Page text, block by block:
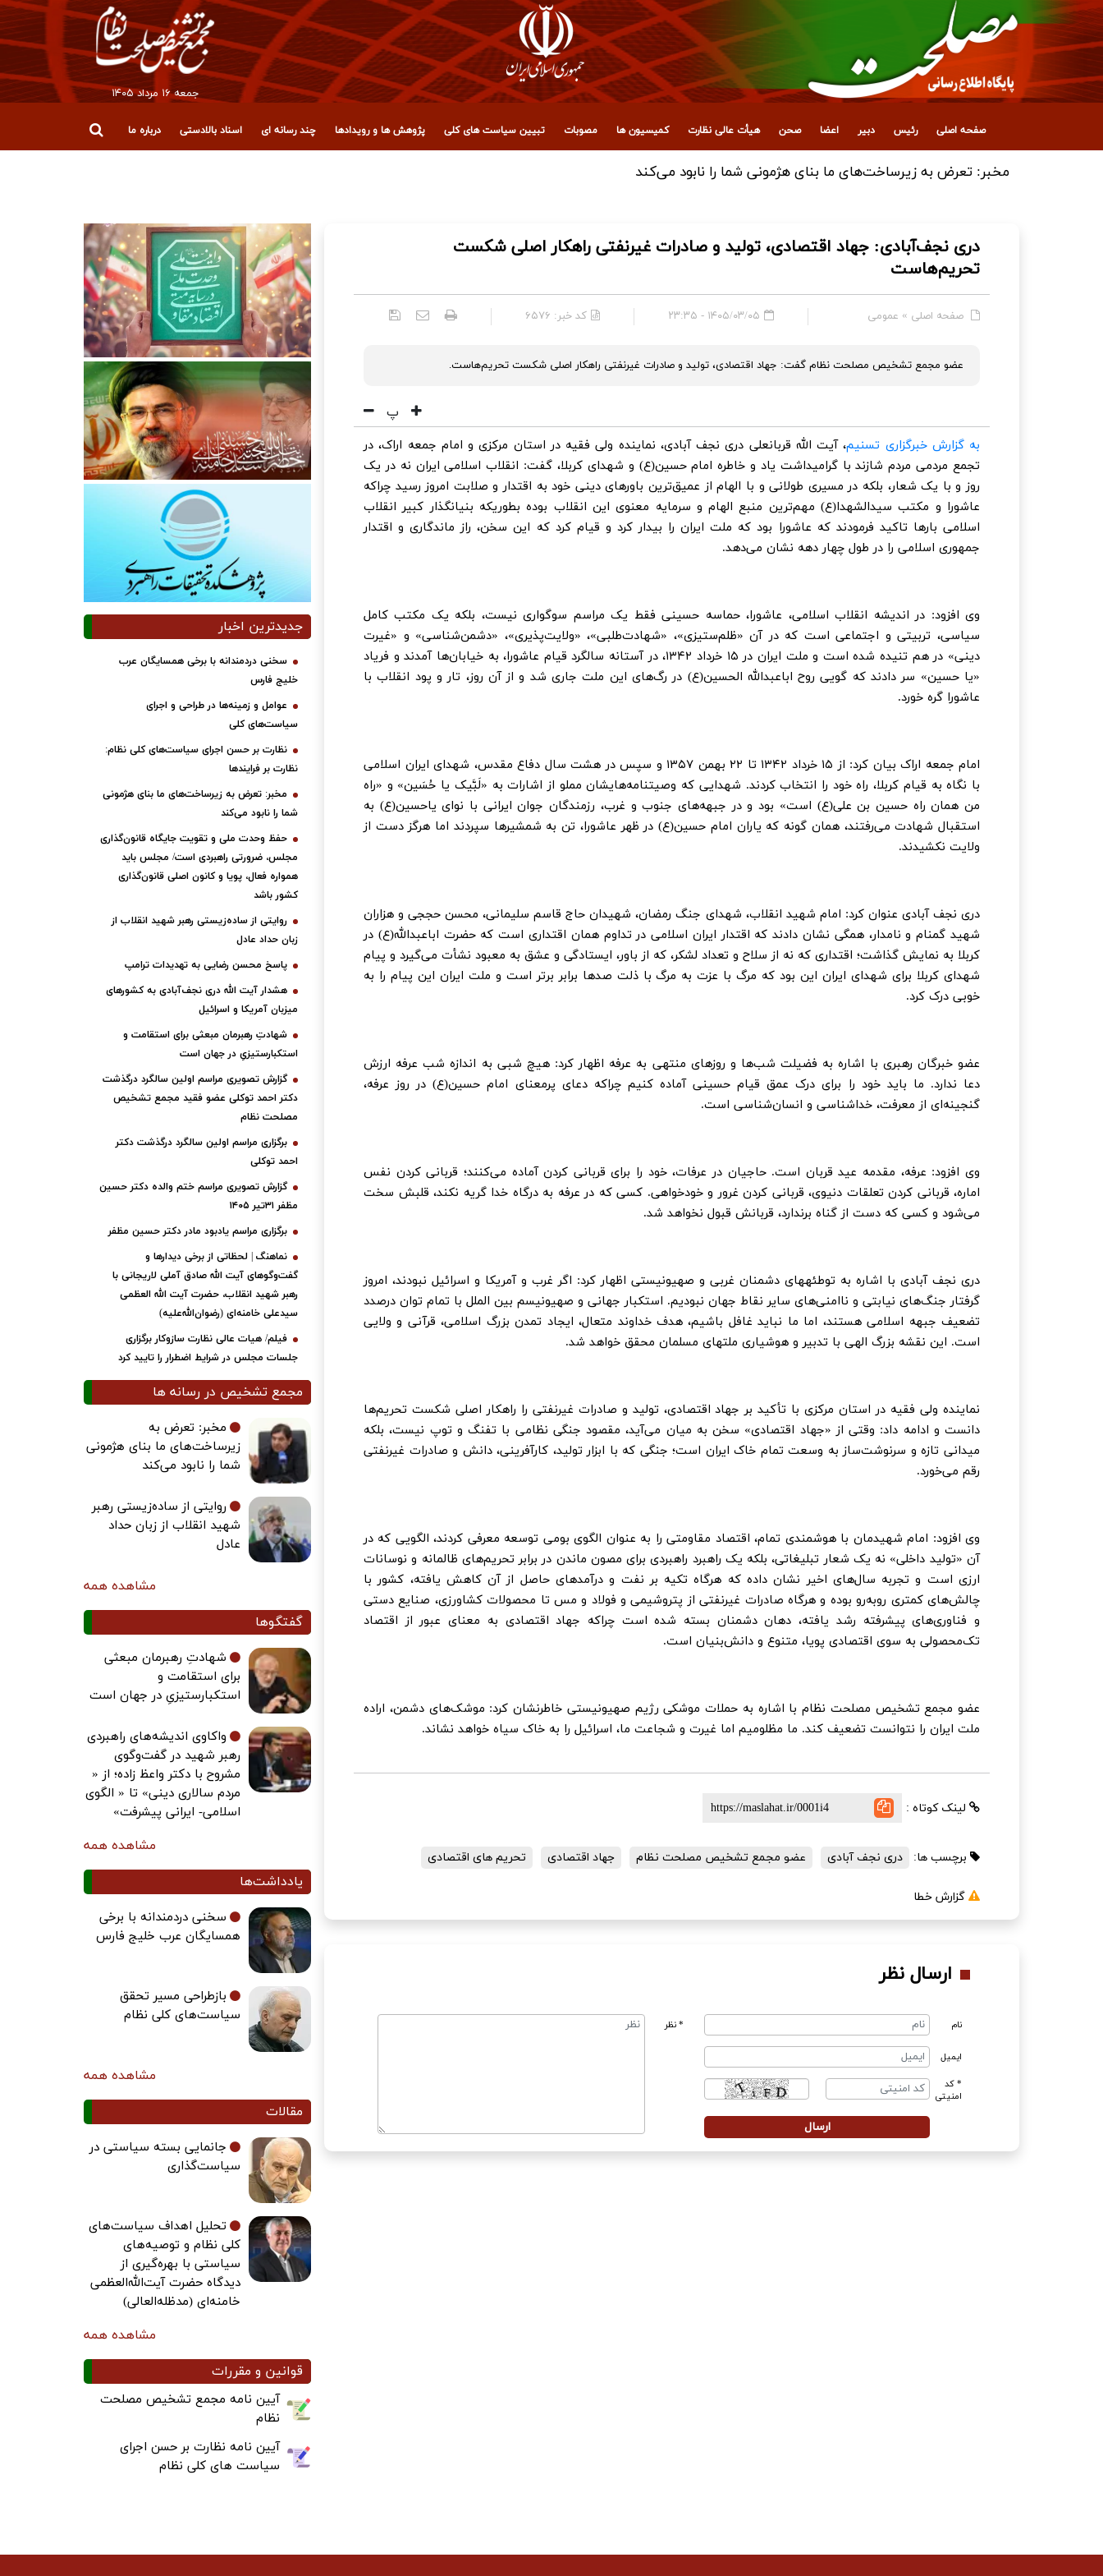
جمعه ۱۶ مرداد ۱۴۰۵
صفحه اصلی رئیس دبیر اعضا صحن هیأت عالی نظارت کمیسیون ها مصوبات تبیین سیاست های کلی پژوهش ها و رویدادها چند رسانه ای اسناد بالادستی درباره ما
انتصاب معاون جدید اداری، مالی و پشتیبانی مجمع تشخیص مصلحت نظام
دری نجف‌آبادی: جهاد اقتصادی، تولید و صادرات غیرنفتی راهکار اصلی شکست
تحریم‌هاست
صفحه اصلی » عمومی ۱۴۰۵/۰۳/۰۵ - ۲۳:۳۵ کد خبر: ۶۵۷۶
عضو مجمع تشخیص مصلحت نظام گفت: جهاد اقتصادی، تولید و صادرات غیرنفتی راهکار اصلی شکست تحریم‌هاست.
پ
به گزارش خبرگزاری تسنیم، آیت الله قربانعلی دری نجف آبادی، نماینده ولی فقیه در استان مرکزی و امام جمعه اراک، در
تجمع مردمی مردم شازند با گرامیداشت یاد و خاطره امام حسین(ع) و شهدای کربلا، گفت: انقلاب اسلامی ایران نه در یک
روز و با یک شعار، بلکه در مسیری طولانی و با الهام از عمیق‌ترین باورهای دینی خود به اقتدار و صلابت امروز رسید چراکه
عاشورا و مکتب سیدالشهدا(ع) مهم‌ترین منبع الهام و سرمایه معنوی این انقلاب بوده بطوریکه بنیانگذار کبیر انقلاب
اسلامی بارها تاکید فرمودند که عاشورا بود که ملت ایران را بیدار کرد و قیام کرد که این سخن، راز ماندگاری و اقتدار
جمهوری اسلامی را در طول چهار دهه نشان می‌دهد.
وی افزود: در اندیشه انقلاب اسلامی، عاشورا، حماسه حسینی فقط یک مراسم سوگواری نیست، بلکه یک مکتب کامل
سیاسی، تربیتی و اجتماعی است که در آن «ظلم‌ستیزی»، «شهادت‌طلبی»، «ولایت‌پذیری»، «دشمن‌شناسی» و «غیرت
دینی» در هم تنیده شده است و ملت ایران در ۱۵ خرداد ۱۳۴۲، در آستانه سالگرد قیام عاشورا، به خیابان‌ها آمدند و فریاد
«یا حسین» سر دادند که گویی روح اباعبدالله الحسین(ع) در رگ‌های این ملت جاری شد و از آن روز، تار و پود انقلاب با
عاشورا گره خورد.
امام جمعه اراک بیان کرد: از ۱۵ خرداد ۱۳۴۲ تا ۲۲ بهمن ۱۳۵۷ و سپس در هشت سال دفاع مقدس، شهدای ایران اسلامی
با نگاه به قیام کربلا، راه خود را انتخاب کردند. شهدایی که وصیتنامه‌هایشان مملو از اشارات به «لَبَّیک یا حُسَین» و «راه
من همان راه حسین بن علی(ع) است» بود و در جبهه‌های جنوب و غرب، رزمندگان جوان ایرانی با نوای یاحسین(ع) به
استقبال شهادت می‌رفتند، همان گونه که یاران امام حسین(ع) در ظهر عاشورا، تن به شمشیرها سپردند اما هرگز دست از
ولایت نکشیدند.
دری نجف آبادی عنوان کرد: امام شهید انقلاب، شهدای جنگ رمضان، شهیدان حاج قاسم سلیمانی، محسن حججی و هزاران
شهید گمنام و نامدار، همگی نشان دادند که اقتدار ایران اسلامی در تداوم همان اقتداری است که حضرت اباعبدالله(ع) در
کربلا به نمایش گذاشت؛ اقتداری که نه از سلاح و تعداد لشکر، که از باور، ایستادگی و عشق به معبود نشأت می‌گیرد و پیام
شهدای کربلا برای شهدای ایران این بود که مرگ با عزت به مرگ با ذلت صدها برابر برتر است و ملت ایران این پیام را به
خوبی درک کرد.
عضو خبرگان رهبری با اشاره به فضیلت شب‌ها و روزهای منتهی به عرفه اظهار کرد: هیچ شبی به اندازه شب عرفه ارزش
دعا ندارد. ما باید خود را برای درک عمق قیام حسینی آماده کنیم چراکه دعای پرمعنای امام حسین(ع) در روز عرفه،
گنجینه‌ای از معرفت، خداشناسی و انسان‌شناسی است.
وی افزود: عرفه، مقدمه عید قربان است. حاجیان در عرفات، خود را برای قربانی کردن آماده می‌کنند؛ قربانی کردن نفس
اماره، قربانی کردن تعلقات دنیوی، قربانی کردن غرور و خودخواهی. کسی که در عرفه به درگاه خدا گریه نکند، قلبش سخت
می‌شود و کسی که دست از گناه برندارد، قربانش قبول نخواهد شد.
دری نجف آبادی با اشاره به توطئههای دشمنان غربی و صهیونیستی اظهار کرد: اگر غرب و آمریکا و اسرائیل نبودند، امروز
گرفتار جنگ‌های نیابتی و ناامنی‌های سایر نقاط جهان نبودیم. استکبار جهانی و صهیونیسم بین الملل با تمام توان درصدد
تضعیف جبهه اسلامی هستند، اما ما نباید غافل باشیم، هدف خداوند متعال، ایجاد تمدن بزرگ اسلامی، قرآنی و ولایی
است. این نقشه بزرگ الهی با تدبیر و هوشیاری ملتهای مسلمان محقق خواهد شد.
نماینده ولی فقیه در استان مرکزی با تأکید بر جهاد اقتصادی، تولید و صادرات غیرنفتی را راهکار اصلی شکست تحریم‌ها
دانست و ادامه داد: وقتی از «جهاد اقتصادی» سخن به میان می‌آید، مقصود جنگی نظامی با تفنگ و توپ نیست، بلکه
میدانی تازه و سرنوشت‌ساز به وسعت تمام خاک ایران است؛ جنگی که با ابزار تولید، کارآفرینی، دانش و صادرات غیرنفتی
رقم می‌خورد.
وی افزود: امام شهیدمان با هوشمندی تمام، اقتصاد مقاومتی را به عنوان الگوی بومی توسعه معرفی کردند، الگویی که در
آن «تولید داخلی» نه یک شعار تبلیغاتی، بلکه یک راهبرد راهبردی برای مصون ماندن در برابر تحریم‌های ظالمانه و نوسانات
ارزی است و تجربه سال‌های اخیر نشان داده که هرگاه تکیه بر نفت و درآمدهای حاصل از آن کاهش یافته، کشور با
چالش‌های کمتری روبه‌رو بوده و هرگاه صادرات غیرنفتی از پتروشیمی و فولاد و مس تا محصولات کشاورزی، صنایع دستی
و فناوری‌های پیشرفته رشد یافته، دهان دشمنان بسته شده است چراکه جهاد اقتصادی به معنای عبور از اقتصاد
تک‌محصولی به سوی اقتصادی پویا، متنوع و دانش‌بنیان است.
عضو مجمع تشخیص مصلحت نظام با اشاره به حملات موشکی رژیم صهیونیستی خاطرنشان کرد: موشک‌های دشمن، اراده
ملت ایران را نتوانست تضعیف کند. ما مظلومیم اما غیرت و شجاعت ما، اسرائیل را به خاک سیاه خواهد نشاند.
لینک کوتاه :
برچسب ها: دری نجف آبادی عضو مجمع تشخیص مصلحت نظام جهاد اقتصادی تحریم های اقتصادی
گزارش خطا
ارسال نظر
نام
ایمیل
* کد
امنیتی
* نظر
جدیدترین اخبار
سخنی دردمندانه با برخی همسایگان عرب
خلیج فارس
عوامل و زمینه‌ها در طراحی و اجرای
سیاست‌های کلی
نظارت بر حسن اجرای سیاست‌های کلی نظام:
نظارت بر فرایندها
مخبر: تعرض به زیرساخت‌های ما بنای هژمونی
شما را نابود می‌کند
حفظ وحدت ملی و تقویت جایگاه قانون‌گذاری
مجلس، ضرورتی راهبردی است/ مجلس باید
همواره فعال، پویا و کانون اصلی قانون‌گذاری
کشور باشد
روایتی از ساده‌زیستی رهبر شهید انقلاب از
زبان حداد عادل
پاسخ محسن رضایی به تهدیدات ترامپ
هشدار آیت الله دری نجف‌آبادی به کشورهای
میزبان آمریکا و اسرائیل
شهادتِ رهبرمان مبعثی برای استقامت و
استکبارستیزیِ در جهان است
گزارش تصویری مراسم اولین سالگرد درگذشت
دکتر احمد توکلی عضو فقید مجمع تشخیص
مصلحت نظام
برگزاری مراسم اولین سالگرد درگذشت دکتر
احمد توکلی
گزارش تصویری مراسم ختم والده دکتر حسین
مظفر ۳۱تیر ۱۴۰۵
برگزاری مراسم یادبود مادر دکتر حسین مظفر
نماهنگ | لحظاتی از برخی دیدارها و
گفت‌وگوهای آیت ‌الله صادق آملی لاریجانی با
رهبر شهید انقلاب، حضرت آیت‌ الله العظمی
سیدعلی خامنه‌ای (رضوان‌الله‌علیه)
فیلم/ هیات عالی نظارت سازوکار برگزاری
جلسات مجلس در شرایط اضطرار را تایید کرد
مجمع تشخیص در رسانه ها
مخبر: تعرض به
زیرساخت‌های ما بنای هژمونی
شما را نابود می‌کند
روایتی از ساده‌زیستی رهبر
شهید انقلاب از زبان حداد
عادل
مشاهده همه
گفتگوها
شهادتِ رهبرمان مبعثی
برای استقامت و
استکبارستیزیِ در جهان است
واکاوی اندیشه‌های راهبردی
رهبر شهید در گفت‌وگوی
مشروح با دکتر واعظ زاده؛ از «
مردم سالاری دینی» تا « الگوی
اسلامی- ایرانی پیشرفت»
مشاهده همه
یادداشت‌ها
سخنی دردمندانه با برخی
همسایگان عرب خلیج فارس
بازطراحی مسیر تحقق
سیاست‌های کلی نظام
مشاهده همه
مقالات
جانمایی بسته سیاستی در
سیاست‌گذاری
تحلیل اهداف سیاست‌های
کلی نظام و توصیه‌های
سیاستی با بهره‌گیری از
دیدگاه حضرت آیت‌الله‌العظمی
خامنه‌ای (مدظله‌العالی)
مشاهده همه
قوانین و مقررات
آیین نامه مجمع تشخیص مصلحت
نظام
آیین نامه نظارت بر حسن اجرای
سیاست های کلی نظام